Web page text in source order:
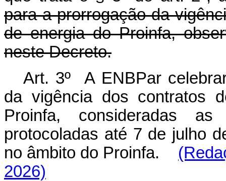
para a prorrogação da
de energia do Proinfa,
neste Decreto.
Art. 3º A ENBPar
da vigência dos contratos
Proinfa, consideradas as
protocoladas até 7 de julho
no âmbito do Proinfa.
2026)